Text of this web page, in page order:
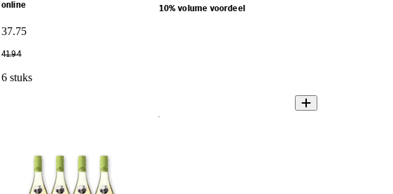
online 10% volume voordeel
37.75
41.94
6 stuks